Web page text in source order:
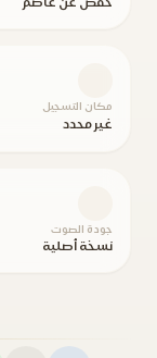
مكان التسجيل
غير محدد
جودة الصوت
نسخة أصلية